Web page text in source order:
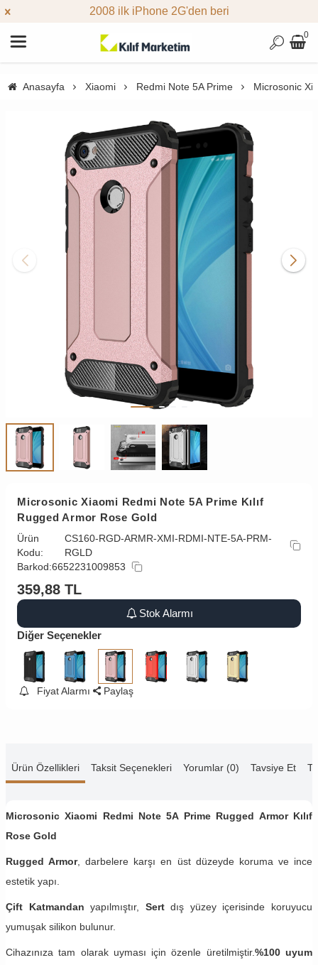
2008 ilk iPhone 2G'den beri
0
Anasayfa Xiaomi Redmi Note 5A Prime Microsonic
Microsonic Xiaomi Redmi Note 5A Prime Kılıf
Rugged Armor Rose Gold
Ürün
Kodu:
CS160-RGD-ARMR-XMI-RDMI-NTE-5A-PRM-
RGLD
Barkod:6652231009853
359,88 TL
Stok Alarmı
Diğer Seçenekler
Fiyat Alarmı Paylaş
Ürün Özellikleri Taksit Seçenekleri Yorumlar (0) Tavsiye Et
Microsonic Xiaomi Redmi Note 5A Prime Rugged Armor Kılıf
Rose Gold
Rugged Armor, darbelere karşı en üst düzeyde koruma ve ince
estetik yapı.
Çift Katmandan yapılmıştır, Sertdış yüzey içerisinde koruyucu
yumuşak silikon bulunur.
Cihazınıza tam olarak uyması için özenle üretilmiştir.%100 uyum